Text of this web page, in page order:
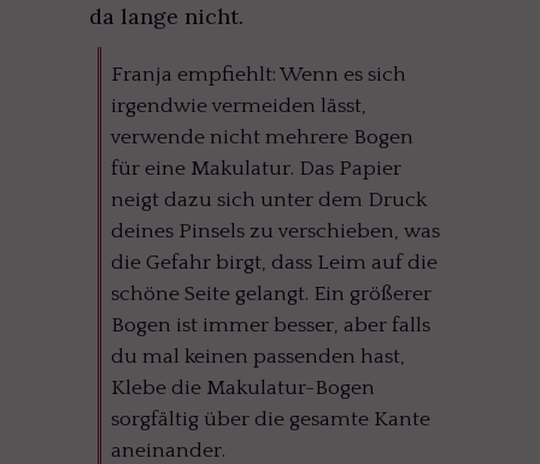
da lange nicht.
Franja empfiehlt: Wenn es sich
irgendwie vermeiden lässt,
verwende nicht mehrere Bogen
für eine Makulatur. Das Papier
neigt dazu sich unter dem Druck
deines Pinsels zu verschieben, was
die Gefahr birgt, dass Leim auf die
schöne Seite gelangt. Ein größerer
Bogen ist immer besser, aber falls
du mal keinen passenden hast,
Klebe die Makulatur-Bogen
sorgfältig über die gesamte Kante
aneinander.